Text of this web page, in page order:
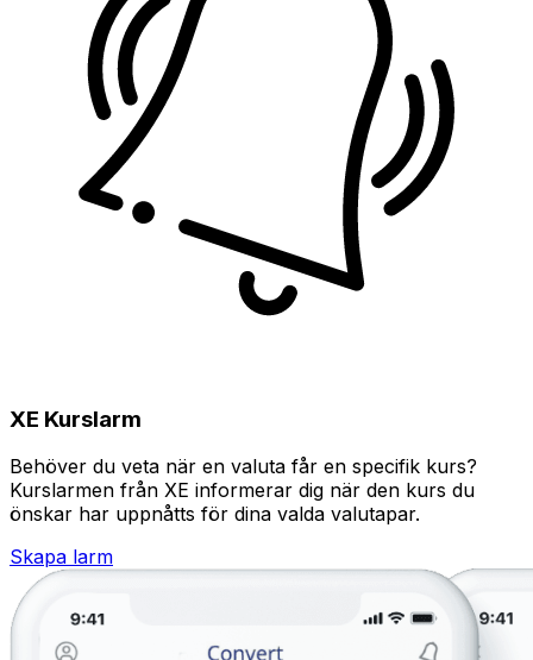
XE Kurslarm
Behöver du veta när en valuta får en specifik kurs?
Kurslarmen från XE informerar dig när den kurs du
önskar har uppnåtts för dina valda valutapar.
Skapa larm